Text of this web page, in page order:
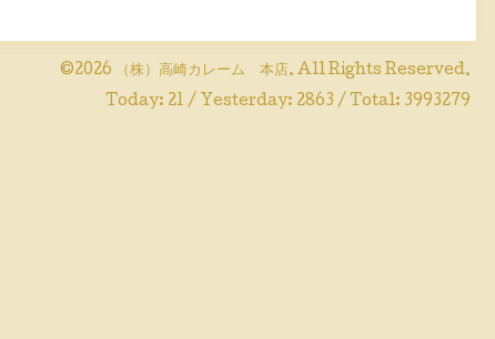
©2026 （株）高崎カレーム 本店. All Rights Reserved.
Today: 21 / Yesterday: 2863 / Total: 3993279